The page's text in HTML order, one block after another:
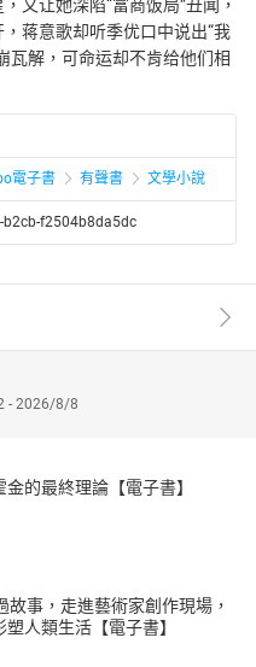
又让她深陷“富商饭局”丑闻，
蒋意歌却听季优口中说出“我
瓦解，可命运却不肯给他们相
電子書 有聲書 文學小說
b2cb-f2504b8da5dc
- 2026/8/8
的最終理論【電子書】
事，走進藝術家創作現場，
人類生活【電子書】